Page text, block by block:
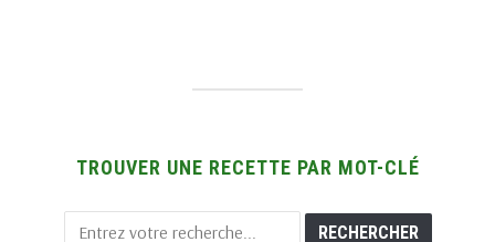
TROUVER UNE RECETTE PAR MOT-CLÉ